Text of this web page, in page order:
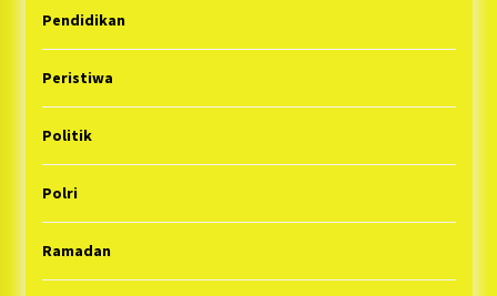
Pendidikan
Peristiwa
Politik
Polri
Ramadan